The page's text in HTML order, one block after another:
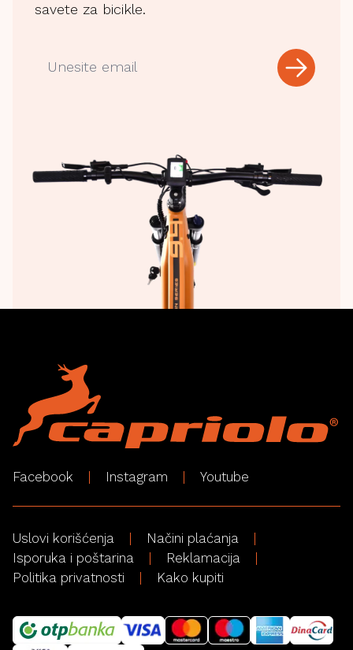
savete za bicikle.
Facebook Instagram Youtube
Uslovi korišćenja
Načini plaćanja
Isporuka i poštarina
Reklamacija
Politika privatnosti
Kako kupiti